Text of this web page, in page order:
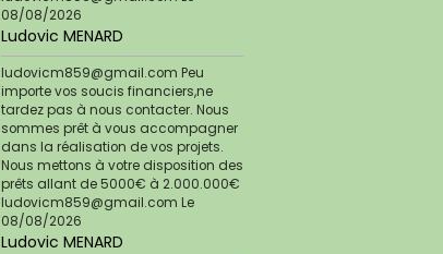
08/08/2026
Ludovic MENARD
ludovicm859@gmail.com Peu
importe vos soucis financiers,ne
tardez pas à nous contacter. Nous
sommes prêt à vous accompagner
dans la réalisation de vos projets.
Nous mettons à votre disposition des
prêts allant de 5000€ à 2.000.000€
ludovicm859@gmail.com Le
08/08/2026
Ludovic MENARD